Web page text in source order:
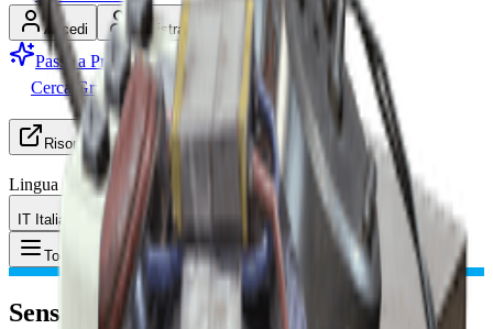
Accedi Registrati
Passa a Premium
Cerca Gruppo (LFG)
Risorse
Lingua
IT Italiano
Toggle Menu Oggetto: Sensori
Sensori